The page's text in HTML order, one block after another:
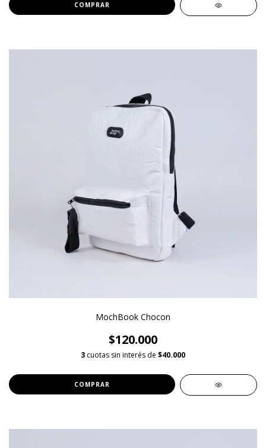
COMPRAR
MochBook Chocon
$120.000
3 cuotas sin interés de $40.000
COMPRAR